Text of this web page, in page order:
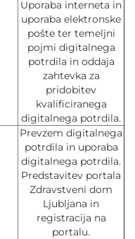
Uporaba interneta in
uporaba elektronske
pošte ter temeljni
pojmi digitalnega
potrdila in oddaja
zahtevka za
pridobitev
kvalificiranega
digitalnega potrdila.
Prevzem digitalnega
potrdila in uporaba
digitalnega potrdila.
Predstavitev portala
Zdravstveni dom
Ljubljana in
registracija na
portalu.